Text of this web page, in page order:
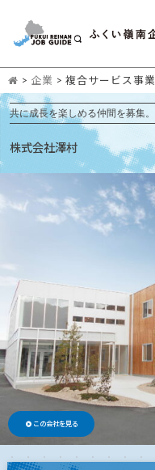
> 企業 > 複合サービス事業
共に成長を楽しめる仲間を募集。
株式会社澤村
この会社を見る